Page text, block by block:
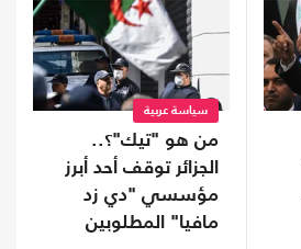
سياسة عربية
من هو "تيك"؟..
الجزائر توقف أحد أبرز
مؤسسي "دي زد
مافيا" المطلوبين